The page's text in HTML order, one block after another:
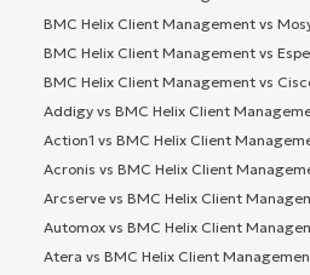
BMC Helix Client Management vs
BMC Helix Client Management vs
BMC Helix Client Management vs
Addigy vs BMC Helix Client
Action1 vs BMC Helix Client
Acronis vs BMC Helix Client
Arcserve vs BMC Helix Client
Automox vs BMC Helix Client
Atera vs BMC Helix Client